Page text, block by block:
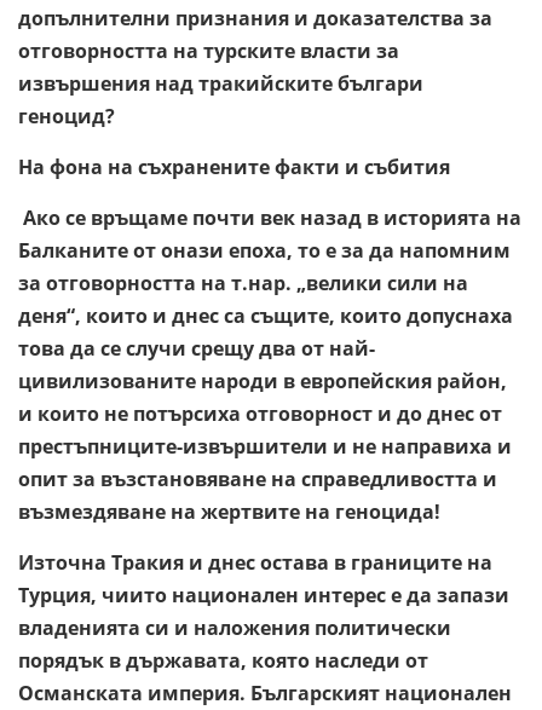
допълнителни признания и доказателства за
отговорността на турските власти за
извършения над тракийските българи
геноцид?
На фона на съхранените факти и събития
Ако се връщаме почти век назад в историята на
Балканите от онази епоха, то е за да напомним
за отговорността на т.нар. „велики сили на
деня“, които и днес са същите, които допуснаха
това да се случи срещу два от най-
цивилизованите народи в европейския район,
и които не потърсиха отговорност и до днес от
престъпниците-извършители и не направиха и
опит за възстановяване на справедливостта и
възмездяване на жертвите на геноцида!
Източна Тракия и днес остава в границите на
Турция, чиито национален интерес е да запази
владенията си и наложения политически
порядък в държавата, която наследи от
Османската империя. Българският национален